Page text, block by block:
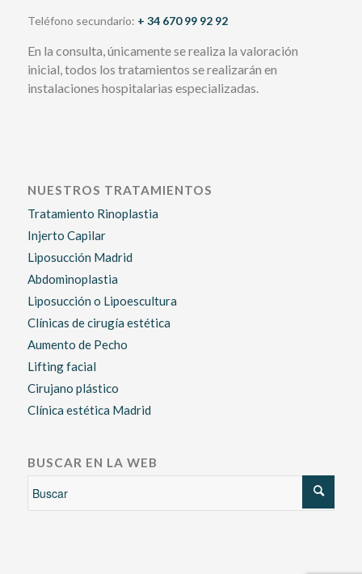
Teléfono secundario: + 34 670 99 92 92
En la consulta, únicamente se realiza la valoración
inicial, todos los tratamientos se realizarán en
instalaciones hospitalarias especializadas.
NUESTROS TRATAMIENTOS
Tratamiento Rinoplastia
Injerto Capilar
Liposucción Madrid
Abdominoplastia
Liposucción o Lipoescultura
Clínicas de cirugía estética
Aumento de Pecho
Lifting facial
Cirujano plástico
Clínica estética Madrid
BUSCAR EN LA WEB